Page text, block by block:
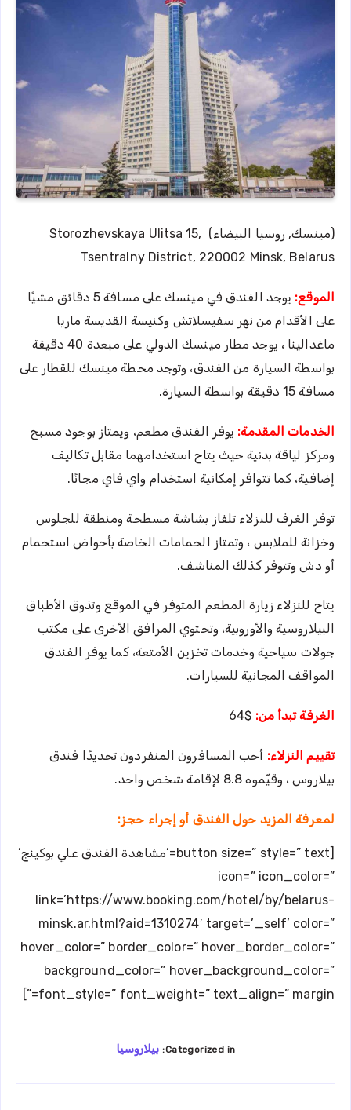
(مينسك, روسيا البيضاء) Storozhevskaya Ulitsa 15,
Tsentralny District, 220002 Minsk, Belarus
الموقع:
يوجد الفندق في مينسك على مسافة 5 دقائق مشيًا
على الأقدام من نهر سفيسلاتش وكنيسة القديسة ماريا
ماغدالينا ، يوجد مطار مينسك الدولي على مبعدة 40 دقيقة
بواسطة السيارة من الفندق، وتوجد محطة مينسك للقطار على
مسافة 15 دقيقة بواسطة السيارة.
الخدمات المقدمة: يوفر الفندق مطعم، ويمتاز بوجود مسبح
ومركز لياقة بدنية حيث يتاح استخدامهما مقابل تكاليف
إضافية، كما تتوافر إمكانية استخدام واي فاي مجانًا.
توفر الغرف للنزلاء تلفاز بشاشة مسطحة ومنطقة للجلوس
وخزانة للملابس ، وتمتاز الحمامات الخاصة بأحواض استحمام
أو دش وتتوفر كذلك المناشف.
يتاح للنزلاء زيارة المطعم المتوفر في الموقع وتذوق الأطباق
البيلاروسية والأوروبية، وتحتوي المرافق الأخرى على مكتب
جولات سياحية وخدمات تخزين الأمتعة، كما يوفر الفندق
المواقف المجانية للسيارات.
الغرفة تبدأ من: $64
تقييم النزلاء: أحب المسافرون المنفردون تحديدًا فندق
بيلاروس ، وقيّموه 8.8 لإقامة شخص واحد.
لمعرفة المزيد حول الفندق أو إجراء حجز:
[button size=” style=” text=’مشاهدة الفندق علي بوكينج’
icon=” icon_color=”
link=’https://www.booking.com/hotel/by/belarus-
minsk.ar.html?aid=1310274′ target=’_self’ color=”
hover_color=” border_color=” hover_border_color=”
background_color=” hover_background_color=”
font_style=” font_weight=” text_align=” margin=”]
Categorized in: بيلاروسيا